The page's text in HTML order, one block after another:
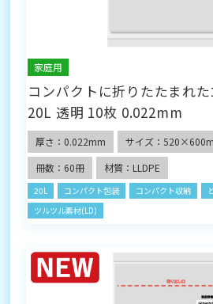
家庭用
コンパクトに折りたたまれ
20L 透明 10枚 0.022mm
厚さ：0.022mm サイズ：
冊数：60冊
材質：LLDPE
20L コンパクト包装 コンパクト収納
ツルツル素材(LD)